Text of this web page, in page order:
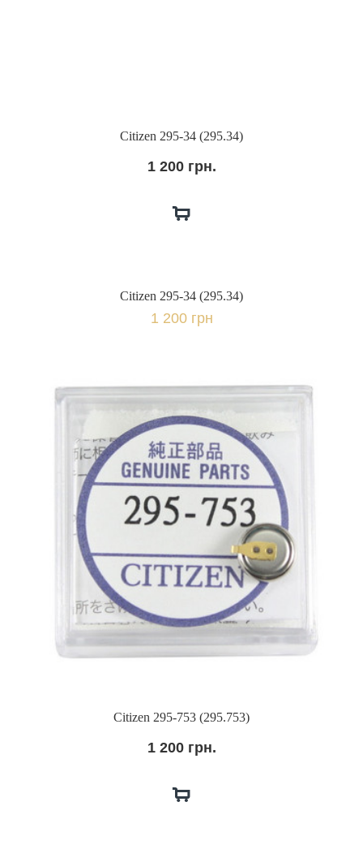
Citizen 295-34 (295.34)
1 200 грн.
Citizen 295-34 (295.34)
1 200 грн
Citizen 295-753 (295.753)
1 200 грн.